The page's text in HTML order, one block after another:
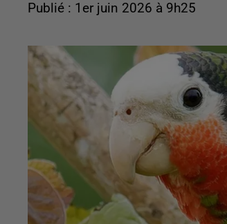
Publié : 1er juin 2026 à 9h25